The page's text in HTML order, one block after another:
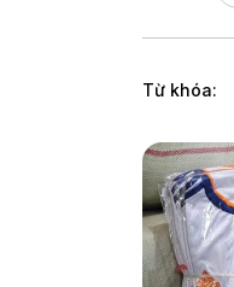
Từ khóa: